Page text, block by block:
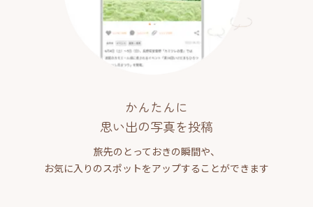
かんたんに
思い出の写真を投稿
旅先のとっておきの瞬間や、
お気に入りのスポットをアップすることができます